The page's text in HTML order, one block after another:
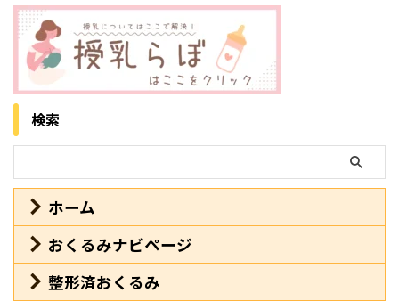
代用できそうだったり、周りのマ
マから「ほとんど使わなかった」
という声を聞くから。 ここで
は、実 ...
ルを使うときにまず知りたいこと
ここでは、新生児にスワドルを使
う意味や効果、安全性について、
最初に押さえておきたいポイン ...
検索
ホーム
おくるみナビページ
整形済おくるみ